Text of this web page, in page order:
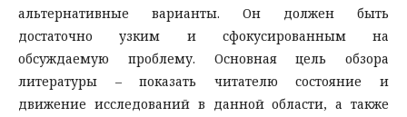
альтернативные варианты. Он должен быть
достаточно узким и сфокусированным на
обсуждаемую проблему. Основная цель обзора
литературы – показать читателю состояние и
движение исследований в данной области, а также